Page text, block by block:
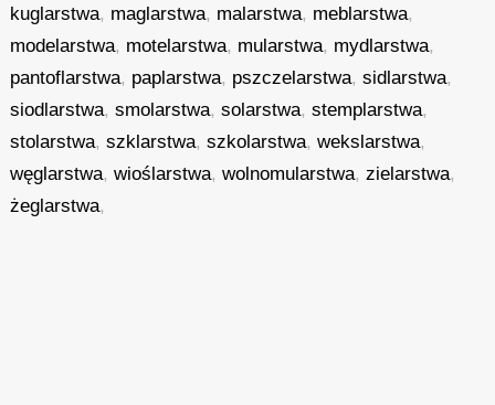
kuglarstwa, maglarstwa, malarstwa, meblarstwa,
modelarstwa, motelarstwa, mularstwa, mydlarstwa,
pantoflarstwa, paplarstwa, pszczelarstwa,sidlarstwa,
siodlarstwa,smolarstwa,solarstwa,stemplarstwa,
stolarstwa,szklarstwa,szkolarstwa,wekslarstwa,
węglarstwa,wioślarstwa,wolnomularstwa,zielarstwa,
żeglarstwa,